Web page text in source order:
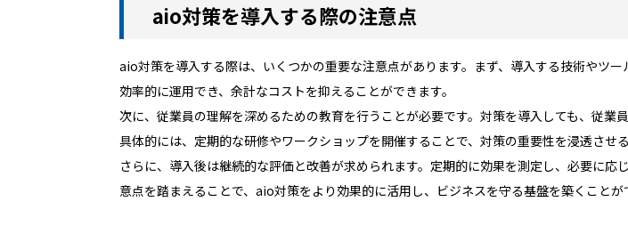
aio対策を導入する際の注意点
aio対策を導入する際は、いくつかの重要な注意点があります。まず、導入する技術やツ
効率的に運用でき、余計なコストを抑えることができます。
次に、従業員の理解を深めるための教育を行うことが必要です。対策を導入しても、従業
具体的には、定期的な研修やワークショップを開催することで、対策の重要性を浸透させる
さらに、導入後は継続的な評価と改善が求められます。定期的に効果を測定し、必要に
意点を踏まえることで、aio対策をより効果的に活用し、ビジネスを守る基盤を築くことが